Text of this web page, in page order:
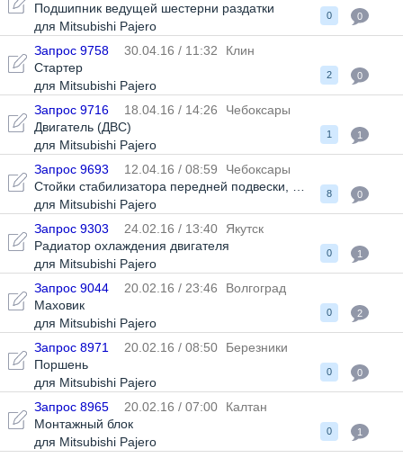
Подшипник ведущей шестерни раздатки
для Mitsubishi Pajero
0 0
Запрос 9758 30.04.16 / 11:32
Клин
Стартер
для Mitsubishi Pajero
2 0
Запрос 9716 18.04.16 / 14:26
Чебоксары
Двигатель (ДВС)
для Mitsubishi Pajero
1 1
Запрос 9693 12.04.16 / 08:59
Чебоксары
Стойки стабилизатора передней подвески
Накладки
для Mitsubishi Pajero
8 0
Запрос 9303 24.02.16 / 13:40
Якутск
Радиатор охлаждения двигателя
для Mitsubishi Pajero
0 1
Запрос 9044 20.02.16 / 23:46
Волгоград
Маховик
для Mitsubishi Pajero
0 2
Запрос 8971 20.02.16 / 08:50
Березники
Поршень
для Mitsubishi Pajero
0 0
Запрос 8965 20.02.16 / 07:00
Калтан
Монтажный блок
для Mitsubishi Pajero
0 1